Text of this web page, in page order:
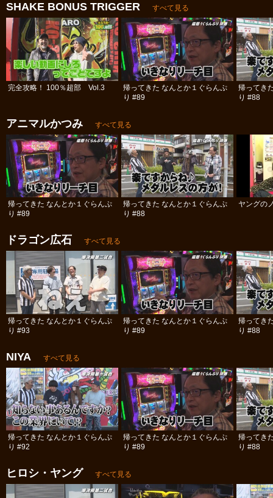
SHAKE BONUS TRIGGER すべて見る
完全攻略！ 100％超部 Vol.3
帰ってきた なんとか１ぐらんぷ
り #89
帰ってき
り #88
アニマルかつみ すべて見る
帰ってきた なんとか１ぐらんぷ
り #89
帰ってきた なんとか１ぐらんぷ
り #88
ヤングの
ドラゴン広石 すべて見る
帰ってきた なんとか１ぐらんぷ
り #93
帰ってきた なんとか１ぐらんぷ
り #89
帰ってき
り #88
NIYA すべて見る
帰ってきた なんとか１ぐらんぷ
り #92
帰ってきた なんとか１ぐらんぷ
り #89
帰ってき
り #88
ヒロシ・ヤング すべて見る